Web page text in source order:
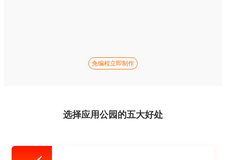
免编程立即制作
选择应用公园的五大好处